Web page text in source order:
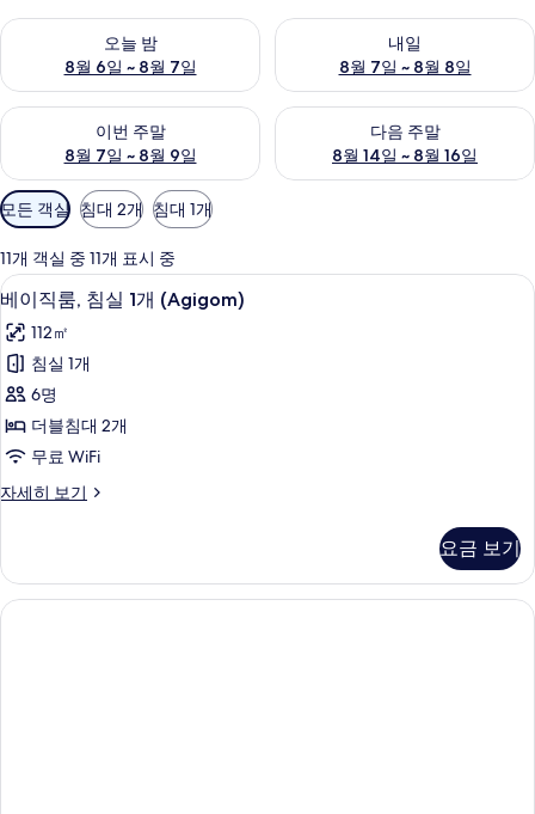
오늘 밤
8월 6일 ~ 8월 7일
오늘 밤 예약 가능 여부 확인, 8월 6일 ~ 8월 7일
내일
8월 7일 ~ 8월 8일
내일 예약 가능 여부 확인, 8월
이번 주말
8월 7일 ~ 8월 9일
이번 주말 예약 가능 여부 확인, 8월 7일 ~ 8월 9일
다음 주말
8월 14일 ~ 8월 16일
다음 주말 예약 가능 여부 확인,
객
실
에
사
용
가
능
한
터
모든 객실 침대 2개 침대 1개
11개 객실 중 11개 표시 중
베
이
직
룸,
침
실
개
진
모
베이직룸, 침실 1개 (Agigom) | 1 개의
21
베이직룸, 침실 1개 (Agigom)
112㎡
침실 1개
6명
더블침대 2개
무료 WiFi
자세히 보기
베
침
실
1
요금 보기